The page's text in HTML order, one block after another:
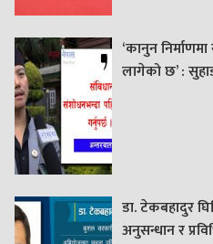
‘कानुन
लागेको छ’ :
डा. टेकबहादुर
अनुसन्धान र